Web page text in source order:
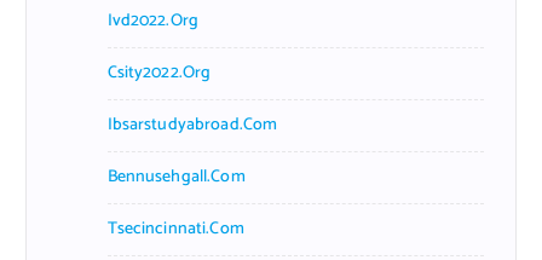
Ivd2022.org
Csity2022.org
Ibsarstudyabroad.com
Bennusehgall.com
Tsecincinnati.com